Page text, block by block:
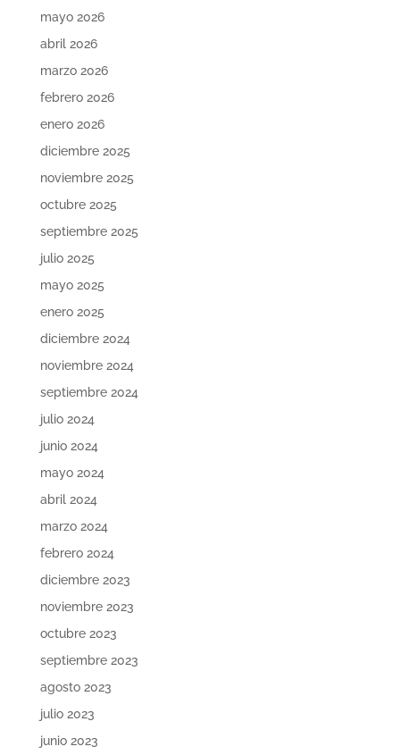
mayo 2026
abril 2026
marzo 2026
febrero 2026
enero 2026
diciembre 2025
noviembre 2025
octubre 2025
septiembre 2025
julio 2025
mayo 2025
enero 2025
diciembre 2024
noviembre 2024
septiembre 2024
julio 2024
junio 2024
mayo 2024
abril 2024
marzo 2024
febrero 2024
diciembre 2023
noviembre 2023
octubre 2023
septiembre 2023
agosto 2023
julio 2023
junio 2023